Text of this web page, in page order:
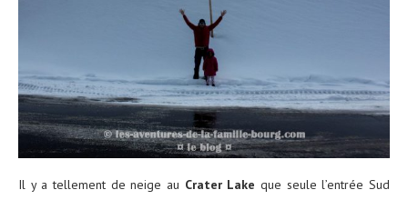
Il y a tellement de neige au Crater Lake que seule l’entrée Sud